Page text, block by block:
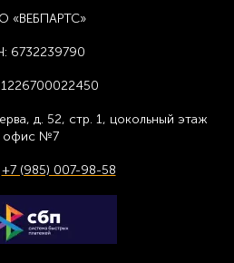
«ВЕБПАРТС»
6732239790
1226700022450
д. 52, стр. 1, цокольный этаж
офис №7
+7 (985) 007-98-58